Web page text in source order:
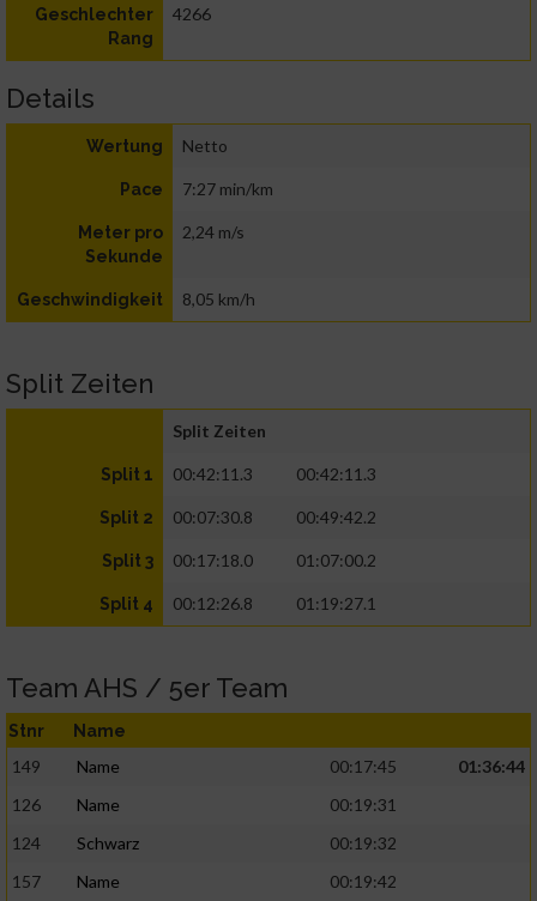
Geschlechter
Rang
4266
Details
Wertung Netto
Pace 7:27 min/km
Meter pro
Sekunde
2,24 m/s
Geschwindigkeit 8,05 km/h
Split Zeiten
Split Zeiten
Split 1 00:42:11.3 00:42:11.3
Split 2 00:07:30.8 00:49:42.2
Split 3 00:17:18.0 01:07:00.2
Split 4 00:12:26.8 01:19:27.1
Team AHS / 5er Team
Stnr Name
149 Name 00:17:45
01:36:44
126
Name
00:19:31
124
Schwarz
00:19:32
157
Name
00:19:42